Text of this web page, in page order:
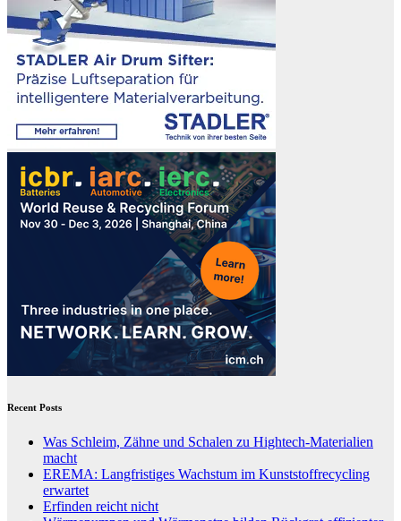
Recent Posts
Was Schleim, Zähne und Schalen zu Hightech-Materialien
macht
EREMA: Langfristiges Wachstum im Kunststoffrecycling
erwartet
Erfinden reicht nicht